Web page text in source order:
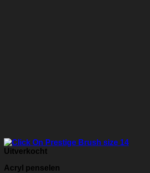
Uitverkocht
Acryl penselen